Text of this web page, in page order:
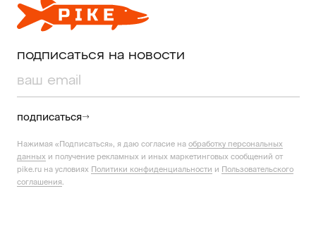
подписаться на новости
подписаться
Нажимая «Подписаться», я даю согласие на обработку персональных
данных и получение рекламных и иных маркетинговых сообщений от
pike.ru на условиях Политики конфиденциальности и Пользовательского
соглашения